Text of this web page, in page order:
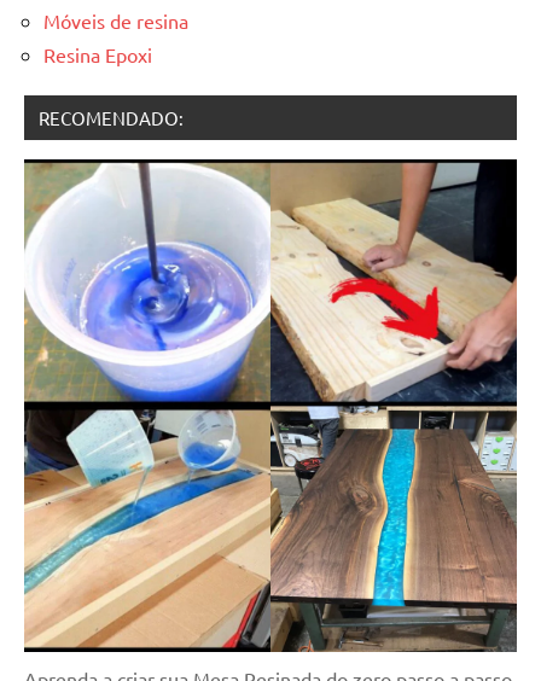
Móveis de resina
Resina Epoxi
RECOMENDADO: